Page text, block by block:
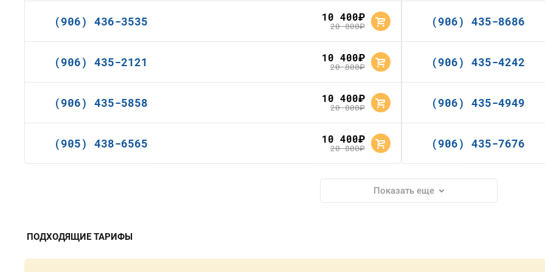
(906) 436-3535 10 400руб.
20 800руб. (906) 435-8686
(906) 435-2121 10 400руб.
20 800руб. (906) 435-4242
(906) 435-5858 10 400руб.
20 800руб. (906) 435-4949
(905) 438-6565 10 400руб.
20 800руб. (906) 435-7676
Показать еще
ПОДХОДЯЩИЕ ТАРИФЫ